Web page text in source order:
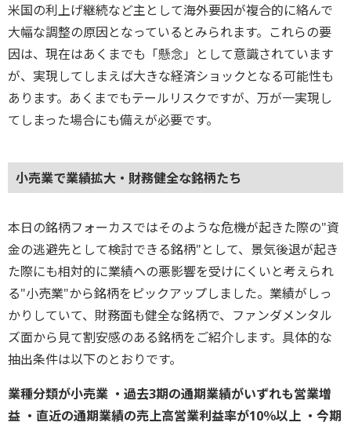
米国の利上げ継続など主として海外要因が複合的に絡んで
大幅な調整の原因となっているとみられます。これらの要
因は、現在はあくまでも「懸念」として意識されています
が、実現してしまえば大きな経済ショックとなる可能性も
あります。あくまでもテールリスクですが、万が一実現し
てしまった場合にも備えが必要です。
小売業で業績拡大・財務健全な銘柄たち
本日の銘柄フォーカスではそのような危機が起きた際の"資
金の逃避先として検討できる銘柄"として、景気後退が起き
た際にも相対的に業績への悪影響を受けにくいと考えられ
る"小売業"から銘柄をピックアップしました。業績がしっ
かりしていて、財務面も健全な銘柄で、ファンダメンタル
ズ面から見て割安感のある銘柄をご紹介します。具体的な
抽出条件は以下のとおりです。
業種分類が小売業 ・過去3期の通期業績がいずれも営業増
益 ・直近の通期業績の売上高営業利益率が10％以上 ・今期